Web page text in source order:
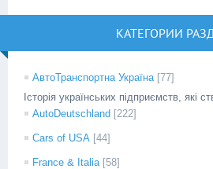
КАТЕГОРИИ
АвтоТранспортна Україна [77]
Історія українських підприємств, які
AutoDeutschland [222]
Cars of USA [44]
France & Italia [58]